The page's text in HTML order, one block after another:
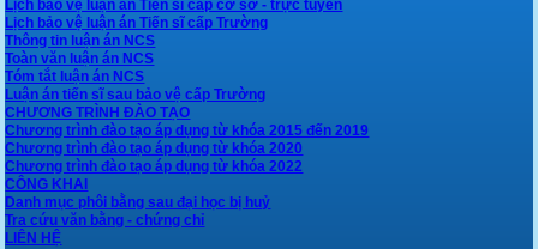
Lịch bảo vệ luận án Tiến sĩ cấp cơ sở - trực tuyến
Lịch bảo vệ luận án Tiến sĩ cấp Trường
Thông tin luận án NCS
Toàn văn luận án NCS
Tóm tắt luận án NCS
Luận án tiến sĩ sau bảo vệ cấp Trường
CHƯƠNG TRÌNH ĐÀO TẠO
Chương trình đào tạo áp dụng từ khóa 2015 đến 2019
Chương trình đào tạo áp dụng từ khóa 2020
Chương trình đào tạo áp dụng từ khóa 2022
CÔNG KHAI
Danh mục phôi bằng sau đại học bị huỷ
Tra cứu văn bằng - chứng chỉ
LIÊN HỆ